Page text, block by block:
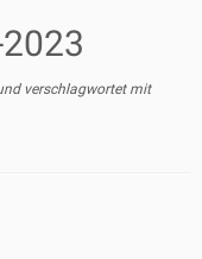
verschlagwortet mit